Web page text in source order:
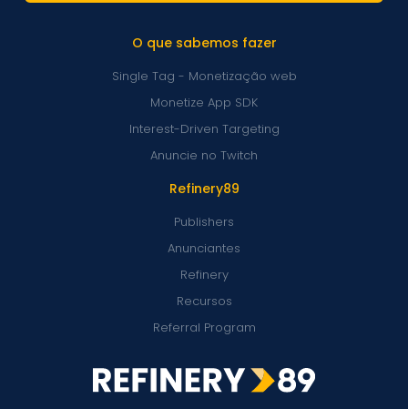
Refinery89
Publishers
Anunciantes
Refinery
Recursos
Referral Program
O que sabemos fazer
Single Tag - Monetização web
Monetize App SDK
Interest-Driven Targeting
Anuncie no Twitch